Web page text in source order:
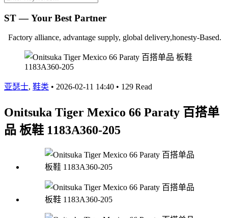
ST — Your Best Partner
Factory alliance, advantage supply, global delivery,honesty-Based.
亚瑟士, 鞋类 • 2026-02-11 14:40 • 129 Read
Onitsuka Tiger Mexico 66 Paraty 百搭单
品 板鞋 1183A360-205